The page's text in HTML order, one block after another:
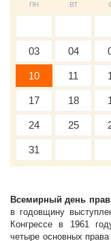
ПН ВТ
03 04
10 11
17 18
24 25
31
Всемирный день прав
в годовщину
Конгрессе в 1961
четыре основных